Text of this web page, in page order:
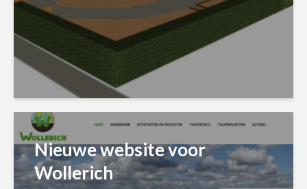
Nieuwe website voor
Wollerich